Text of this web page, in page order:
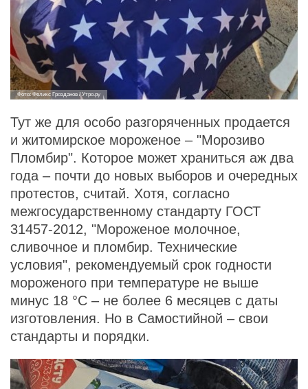
Фото: Феликс Грозданов / Утро.ру
Тут же для особо разгоряченных продается
и житомирское мороженое – "Морозиво
Пломбир". Которое может храниться аж два
года – почти до новых выборов и очередных
протестов, считай. Хотя, согласно
межгосударственному стандарту ГОСТ
31457-2012, "Мороженое молочное,
сливочное и пломбир. Технические
условия", рекомендуемый срок годности
мороженого при температуре не выше
минус 18 °С – не более 6 месяцев с даты
изготовления. Но в Самостийной – свои
стандарты и порядки.